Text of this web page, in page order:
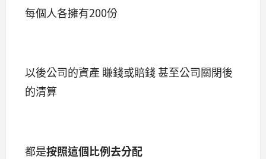
每個人各擁有200份
以後公司的資產 賺錢或賠錢 甚至公司關閉後
的清算
都是按照這個比例去分配